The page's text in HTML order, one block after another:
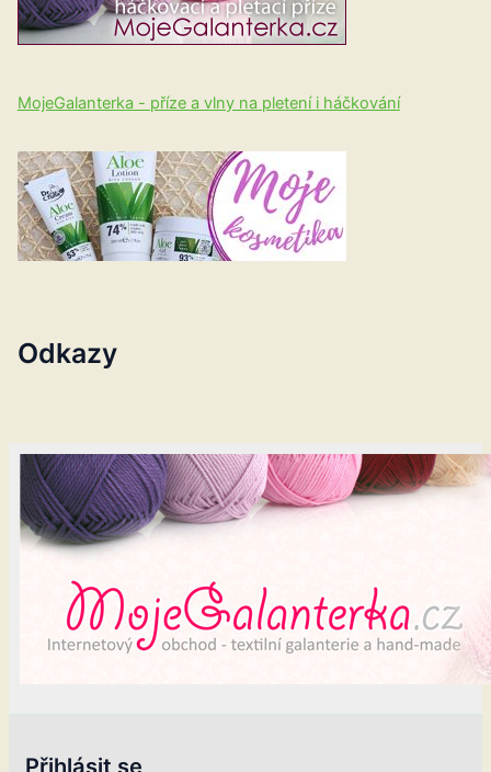
MojeGalanterka - příze a vlny na pletení i háčkování
Odkazy
Přihlásit se